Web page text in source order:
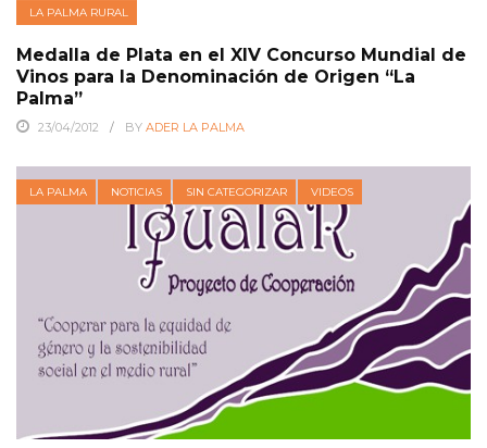
LA PALMA RURAL
Medalla de Plata en el XIV Concurso Mundial de
Vinos para la Denominación de Origen “La
Palma”
23/04/2012 BY ADER LA PALMA
LA PALMA NOTICIAS SIN CATEGORIZAR VIDEOS